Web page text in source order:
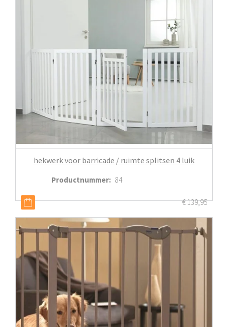
hekwerk voor barricade / ruimte splitsen 4 luik
Productnummer: 84
€139,95